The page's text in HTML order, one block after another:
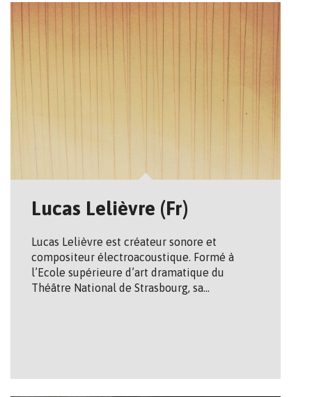
Lucas Lelièvre (Fr)
Lucas Lelièvre est créateur sonore et
compositeur électroacoustique. Formé à
l’Ecole supérieure d’art dramatique du
Théâtre National de Strasbourg, sa…